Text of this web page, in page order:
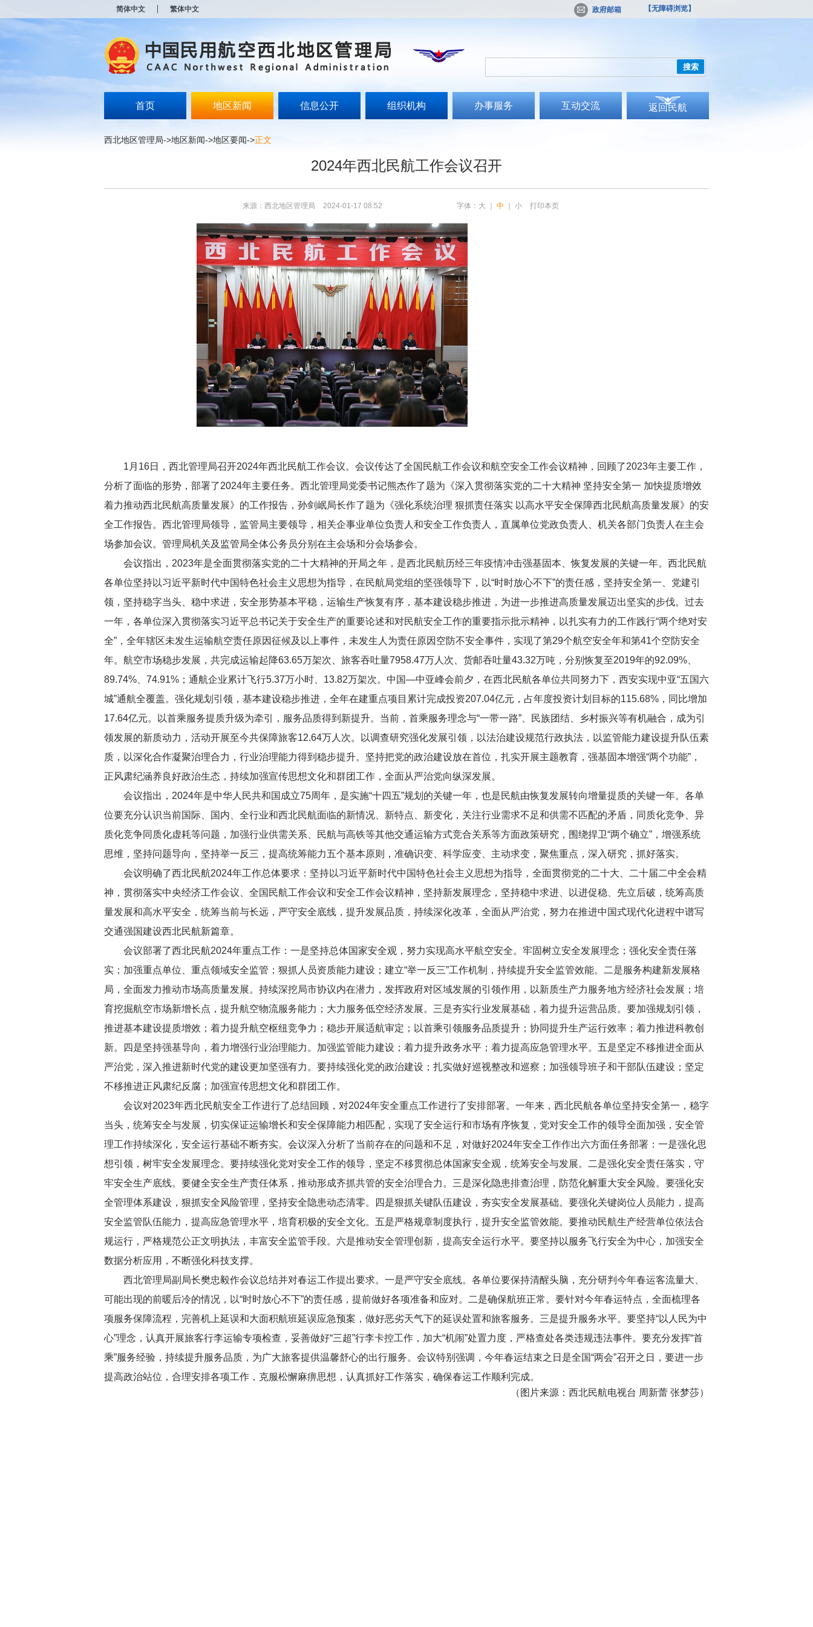
简体中文 繁体中文 政府邮箱 【无障碍浏览】
搜索
首页 地区新闻 信息公开 组织机构 办事服务 互动交流 返回民航
西北地区管理局->地区新闻->地区要闻->正文
2024年西北民航工作会议召开
来源：西北地区管理局 2024-01-17 08:52 字体： 大 中 小 打印本页
1月16日，西北管理局召开2024年西北民航工作会议。会议传达了全国民航工作会议和航空安全工作会议精神，回顾了2023年主要工作，
分析了面临的形势，部署了2024年主要任务。西北管理局党委书记熊杰作了题为《深入贯彻落实党的二十大精神 坚持安全第一 加快提质增效
着力推动西北民航高质量发展》的工作报告，孙剑岷局长作了题为《强化系统治理 狠抓责任落实 以高水平安全保障西北民航高质量发展》的安
全工作报告。西北管理局领导，监管局主要领导，相关企事业单位负责人和安全工作负责人，直属单位党政负责人、机关各部门负责人在主会
场参加会议。管理局机关及监管局全体公务员分别在主会场和分会场参会。
会议指出，2023年是全面贯彻落实党的二十大精神的开局之年，是西北民航历经三年疫情冲击强基固本、恢复发展的关键一年。西北民航
各单位坚持以习近平新时代中国特色社会主义思想为指导，在民航局党组的坚强领导下，以“时时放心不下”的责任感，坚持安全第一、党建引
领，坚持稳字当头、稳中求进，安全形势基本平稳，运输生产恢复有序，基本建设稳步推进，为进一步推进高质量发展迈出坚实的步伐。过去
一年，各单位深入贯彻落实习近平总书记关于安全生产的重要论述和对民航安全工作的重要指示批示精神，以扎实有力的工作践行“两个绝对安
全”，全年辖区未发生运输航空责任原因征候及以上事件，未发生人为责任原因空防不安全事件，实现了第29个航空安全年和第41个空防安全
年。航空市场稳步发展，共完成运输起降63.65万架次、旅客吞吐量7958.47万人次、货邮吞吐量43.32万吨，分别恢复至2019年的92.09%、
89.74%、74.91%；通航企业累计飞行5.37万小时、13.82万架次。中国—中亚峰会前夕，在西北民航各单位共同努力下，西安实现中亚“五国六
城”通航全覆盖。强化规划引领，基本建设稳步推进，全年在建重点项目累计完成投资207.04亿元，占年度投资计划目标的115.68%，同比增加
17.64亿元。以首乘服务提质升级为牵引，服务品质得到新提升。当前，首乘服务理念与“一带一路”、民族团结、乡村振兴等有机融合，成为引
领发展的新质动力，活动开展至今共保障旅客12.64万人次。以调查研究强化发展引领，以法治建设规范行政执法，以监管能力建设提升队伍素
质，以深化合作凝聚治理合力，行业治理能力得到稳步提升。坚持把党的政治建设放在首位，扎实开展主题教育，强基固本增强“两个功能”，
正风肃纪涵养良好政治生态，持续加强宣传思想文化和群团工作，全面从严治党向纵深发展。
会议指出，2024年是中华人民共和国成立75周年，是实施“十四五”规划的关键一年，也是民航由恢复发展转向增量提质的关键一年。各单
位要充分认识当前国际、国内、全行业和西北民航面临的新情况、新特点、新变化，关注行业需求不足和供需不匹配的矛盾，同质化竞争、异
质化竞争同质化虚耗等问题，加强行业供需关系、民航与高铁等其他交通运输方式竞合关系等方面政策研究，围绕捍卫“两个确立”，增强系统
思维，坚持问题导向，坚持举一反三，提高统筹能力五个基本原则，准确识变、科学应变、主动求变，聚焦重点，深入研究，抓好落实。
会议明确了西北民航2024年工作总体要求：坚持以习近平新时代中国特色社会主义思想为指导，全面贯彻党的二十大、二十届二中全会精
神，贯彻落实中央经济工作会议、全国民航工作会议和安全工作会议精神，坚持新发展理念，坚持稳中求进、以进促稳、先立后破，统筹高质
量发展和高水平安全，统筹当前与长远，严守安全底线，提升发展品质，持续深化改革，全面从严治党，努力在推进中国式现代化进程中谱写
交通强国建设西北民航新篇章。
会议部署了西北民航2024年重点工作：一是坚持总体国家安全观，努力实现高水平航空安全。牢固树立安全发展理念；强化安全责任落
实；加强重点单位、重点领域安全监管；狠抓人员资质能力建设；建立“举一反三”工作机制，持续提升安全监管效能。二是服务构建新发展格
局，全面发力推动市场高质量发展。持续深挖局市协议内在潜力，发挥政府对区域发展的引领作用，以新质生产力服务地方经济社会发展；培
育挖掘航空市场新增长点，提升航空物流服务能力；大力服务低空经济发展。三是夯实行业发展基础，着力提升运营品质。要加强规划引领，
推进基本建设提质增效；着力提升航空枢纽竞争力；稳步开展适航审定；以首乘引领服务品质提升；协同提升生产运行效率；着力推进科教创
新。四是坚持强基导向，着力增强行业治理能力。加强监管能力建设；着力提升政务水平；着力提高应急管理水平。五是坚定不移推进全面从
严治党，深入推进新时代党的建设更加坚强有力。要持续强化党的政治建设；扎实做好巡视整改和巡察；加强领导班子和干部队伍建设；坚定
不移推进正风肃纪反腐；加强宣传思想文化和群团工作。
会议对2023年西北民航安全工作进行了总结回顾，对2024年安全重点工作进行了安排部署。一年来，西北民航各单位坚持安全第一，稳字
当头，统筹安全与发展，切实保证运输增长和安全保障能力相匹配，实现了安全运行和市场有序恢复，党对安全工作的领导全面加强，安全管
理工作持续深化，安全运行基础不断夯实。会议深入分析了当前存在的问题和不足，对做好2024年安全工作作出六方面任务部署：一是强化思
想引领，树牢安全发展理念。要持续强化党对安全工作的领导，坚定不移贯彻总体国家安全观，统筹安全与发展。二是强化安全责任落实，守
牢安全生产底线。要健全安全生产责任体系，推动形成齐抓共管的安全治理合力。三是深化隐患排查治理，防范化解重大安全风险。要强化安
全管理体系建设，狠抓安全风险管理，坚持安全隐患动态清零。四是狠抓关键队伍建设，夯实安全发展基础。要强化关键岗位人员能力，提高
安全监管队伍能力，提高应急管理水平，培育积极的安全文化。五是严格规章制度执行，提升安全监管效能。要推动民航生产经营单位依法合
规运行，严格规范公正文明执法，丰富安全监管手段。六是推动安全管理创新，提高安全运行水平。要坚持以服务飞行安全为中心，加强安全
数据分析应用，不断强化科技支撑。
西北管理局副局长樊忠毅作会议总结并对春运工作提出要求。一是严守安全底线。各单位要保持清醒头脑，充分研判今年春运客流量大、
可能出现的前暖后冷的情况，以“时时放心不下”的责任感，提前做好各项准备和应对。二是确保航班正常。要针对今年春运特点，全面梳理各
项服务保障流程，完善机上延误和大面积航班延误应急预案，做好恶劣天气下的延误处置和旅客服务。三是提升服务水平。要坚持“以人民为中
心”理念，认真开展旅客行李运输专项检查，妥善做好“三超”行李卡控工作，加大“机闹”处置力度，严格查处各类违规违法事件。要充分发挥“首
乘”服务经验，持续提升服务品质，为广大旅客提供温馨舒心的出行服务。会议特别强调，今年春运结束之日是全国“两会”召开之日，要进一步
提高政治站位，合理安排各项工作，克服松懈麻痹思想，认真抓好工作落实，确保春运工作顺利完成。
（图片来源：西北民航电视台 周新蕾 张梦莎）
打
无
障